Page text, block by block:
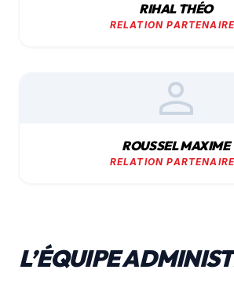
RIHAL THÉO
RELATION
person
ROUSSEL MAXIME
RELATION
L’ÉQUIPE